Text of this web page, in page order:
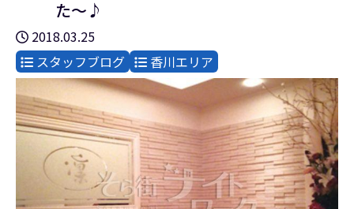
た～♪
2018.03.25
スタッフブログ
香川エリア